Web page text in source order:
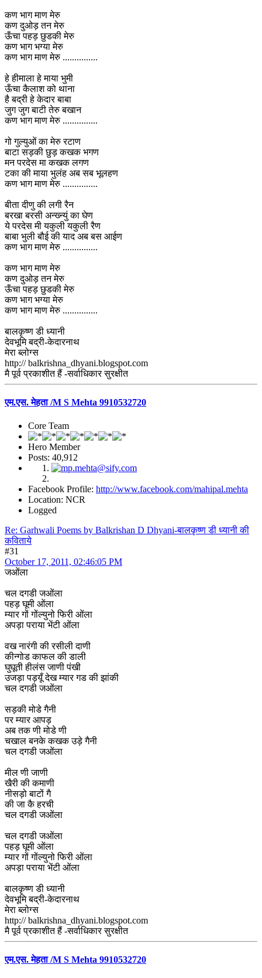
कण भाग माण मेरु
कण दुओड़ तन मेरु
ऊँचा पहड़ छुडकी मेरु
कण भाग भग्या मेरु
कण भाग माण मेरु ...............
हे हीमाला हे माया भुमी
ऊँचा कैलाश को थाना
है बद्री हे केदार बाबा
जुग जुग बाटी तेरु बखान
कण भाग माण मेरु ...............
गो गुल्युओं का मेरु रटाण
बाटा सड़की छुड़ कखक भगण
मन परदेस मा कखक लगण
टका की माया भुलंह अब सब भूलहण
कण भाग माण मेरु ...............
बीता दीणु की लगी रैन
बरखा बरसी अन्ख्न्युं का घेण
ये परदेस मी यकुली यकुली रैण
बाबा भुली बौई की याद अब बस आईण
कण भाग माण मेरु ...............
कण भाग माण मेरु
कण दुओड़ तन मेरु
ऊँचा पहड़ छुडकी मेरु
कण भाग भग्या मेरु
कण भाग माण मेरु ...............
बालकृष्ण डी ध्यानी
देवभूमि बद्री-केदारनाथ
मेरा ब्लोग्स
http:// balkrishna_dhyani.blogspot.com
मै पूर्व प्रकाशीत हैं -सर्वाधिकार सुरक्षीत
एम.एस. मेहता /M S Mehta 9910532720
Core Team
Hero Member
Posts: 40,912
Facebook Profile: http://www.facebook.com/mahipal.mehta
Location: NCR
Logged
Re: Garhwali Poems by Balkrishan D Dhyani-बालकृष्ण डी ध्यानी की
कविताये
#31
October 17, 2011, 02:46:05 PM
जओंला
चल दगडी जओंला
पहड़ घूमी ओंला
म्यार गों गोंल्युनो फिरी ओंला
अपड़ा पराया भेंटी ओंला
वख नारंगी की रसीली दाणी
कीन्गोड काफल की डाली
घुघूती हीलंस जाणी पंखी
उजड़ा पड़यूँ देख म्यार गड की झांकी
चल दगडी जओंला
सड़की मोडे गैनी
पर म्यार आपड़
अब तक णी मोडे णी
चखाल बनके कखक उड़े गैनी
चल दगडी जओंला
मील णी जाणी
खैरी की कमाणी
नीसड़ो बाटों गै
की जा कै हरची
चल दगडी जओंला
चल दगडी जओंला
पहड़ घूमी ओंला
म्यार गों गोंल्युनो फिरी ओंला
अपड़ा पराया भेंटी ओंला
बालकृष्ण डी ध्यानी
देवभूमि बद्री-केदारनाथ
मेरा ब्लोग्स
http:// balkrishna_dhyani.blogspot.com
मै पूर्व प्रकाशीत हैं -सर्वाधिकार सुरक्षीत
एम.एस. मेहता /M S Mehta 9910532720